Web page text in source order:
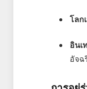
โลก
อินเ
อัจฉ